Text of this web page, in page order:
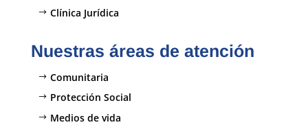
Clínica Jurídica
Nuestras áreas de atención
Comunitaria
Protección Social
Medios de vida